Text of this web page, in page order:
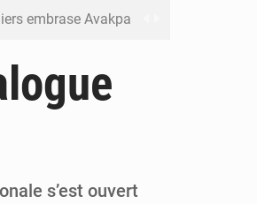
embrase Avakpa
de l’Assemblée
s’est ouvert